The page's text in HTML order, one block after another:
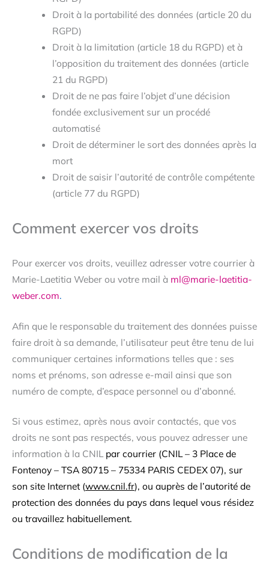
Droit à la portabilité des données (article 20 du
RGPD)
Droit à la limitation (article 18 du RGPD) et à
l’opposition du traitement des données (article
21 du RGPD)
Droit de ne pas faire l’objet d’une décision
fondée exclusivement sur un procédé
automatisé
Droit de déterminer le sort des données après la
mort
Droit de saisir l’autorité de contrôle compétente
(article 77 du RGPD)
Comment exercer vos droits
Pour exercer vos droits, veuillez adresser votre courrier à
Marie-Laetitia Weber ou votre mail à ml@marie-laetitia-
weber.com.
Afin que le responsable du traitement des données puisse
faire droit à sa demande, l’utilisateur peut être tenu de lui
communiquer certaines informations telles que : ses
noms et prénoms, son adresse e-mail ainsi que son
numéro de compte, d’espace personnel ou d’abonné.
Si vous estimez, après nous avoir contactés, que vos
droits ne sont pas respectés, vous pouvez adresser une
information à la CNIL par courrier (CNIL – 3 Place de
Fontenoy – TSA 80715 – 75334 PARIS CEDEX 07), sur
son site Internet (www.cnil.fr), ou auprès de l’autorité de
protection des données du pays dans lequel vous résidez
ou travaillez habituellement.
Conditions de modification de la